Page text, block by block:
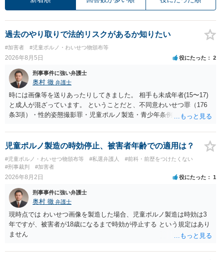
過去のやり取りで法的リスクがあるか知りたい
#加害者 #児童ポルノ・わいせつ物頒布等
2026年8月5日 役にたった 2
刑事事件に強い弁護士
奥村 徹 弁護士
時には画像等を送りあったりしてきました。 相手も未成年者(15〜17)
と成人が混ざっています。 ということだと、不同意わいせつ罪（176
条3項）・性的姿態撮影罪・児童ポルノ製造・青少年条例違反（わいせ
で、警察にバレれば、それなりの捜査を受けるでしょう。
児童ポルノ製造の時効停止、被害者年齢での適用は？
#児童ポルノ・わいせつ物頒布等 #私選弁護人
#前科・前歴をつけたくない
#刑事裁判
#加害者
2026年8月2日 役にたった 1
刑事事件に強い弁護士
奥村 徹 弁護士
現時点では わいせつ画像を製造した場合、児童ポルノ製造は時効は3
年ですが、被害者が18歳になるまで時効が停止する という規定はあり
ません